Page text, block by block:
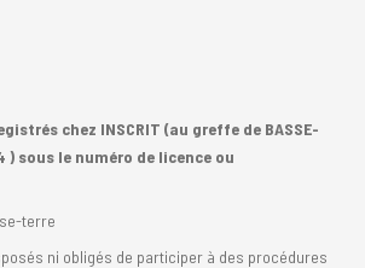
chez INSCRIT (au greffe de BASSE-
) sous le numéro de licence ou
terre
ni obligés de participer à des procédures